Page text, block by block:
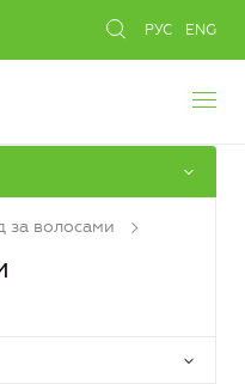
РУС ENG
за волосами